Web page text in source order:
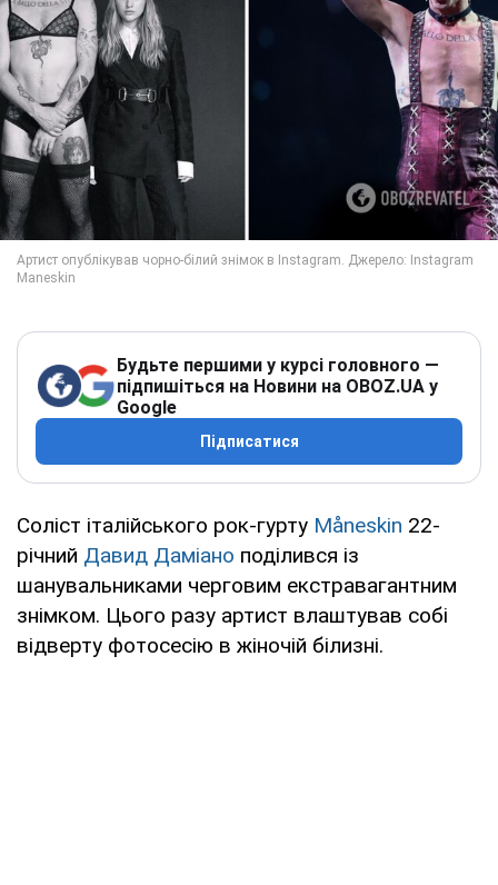
Будьте першими у курсі головного —
підпишіться на Новини на OBOZ.UA у
Google
Підписатися
Соліст італійського рок-гурту Måneskin 22-
річний Давид Даміано поділився із
шанувальниками черговим екстравагантним
знімком. Цього разу артист влаштував собі
відверту фотосесію в жіночій білизні.